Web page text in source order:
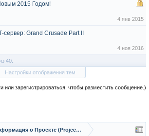
2015 Годом!
4 янв 2015
сервер: Grand Crusade Part II
4 ноя 2016
40.
Настройки отображения тем
или зарегистрироваться, чтобы разместить сообщение.)
о Проекте (Project Info)